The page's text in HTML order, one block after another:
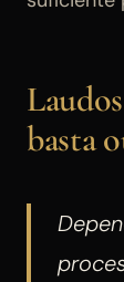
basta